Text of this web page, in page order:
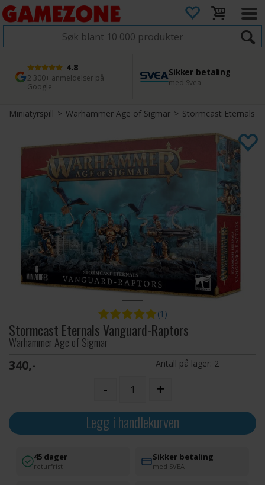
4.8
2 300+ anmeldelser på
Google
Sikker betaling
med Svea
1 dags levering
Bestill innen kl. 12
45 dager returfrist
Enkel retur
Miniatyrspill>Warhammer Age of Sigmar>Stormcast Eternals
(1)
Stormcast Eternals Vanguard-Raptors
Warhammer Age of Sigmar
340,- Antall på lager: 2
- +
Legg i handlekurven
45 dager
returfrist
Sikker betaling
med SVEA